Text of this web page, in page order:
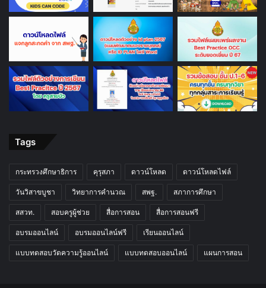
Tags
กระทรวงศึกษาธิการ คุรุสภา ดาวน์โหลด ดาวน์โหลดไฟล์
วันวิสาขบูชา วิทยาการคำนวณ สพฐ. สภาการศึกษา
สสวท. สอบครูผู้ช่วย สื่อการสอน สื่อการสอนฟรี
อบรมออนไลน์ อบรมออนไลน์ฟรี เรียนออนไลน์
แบบทดสอบวัดความรู้ออนไลน์ แบบทดสอบออนไลน์ แผนการสอน